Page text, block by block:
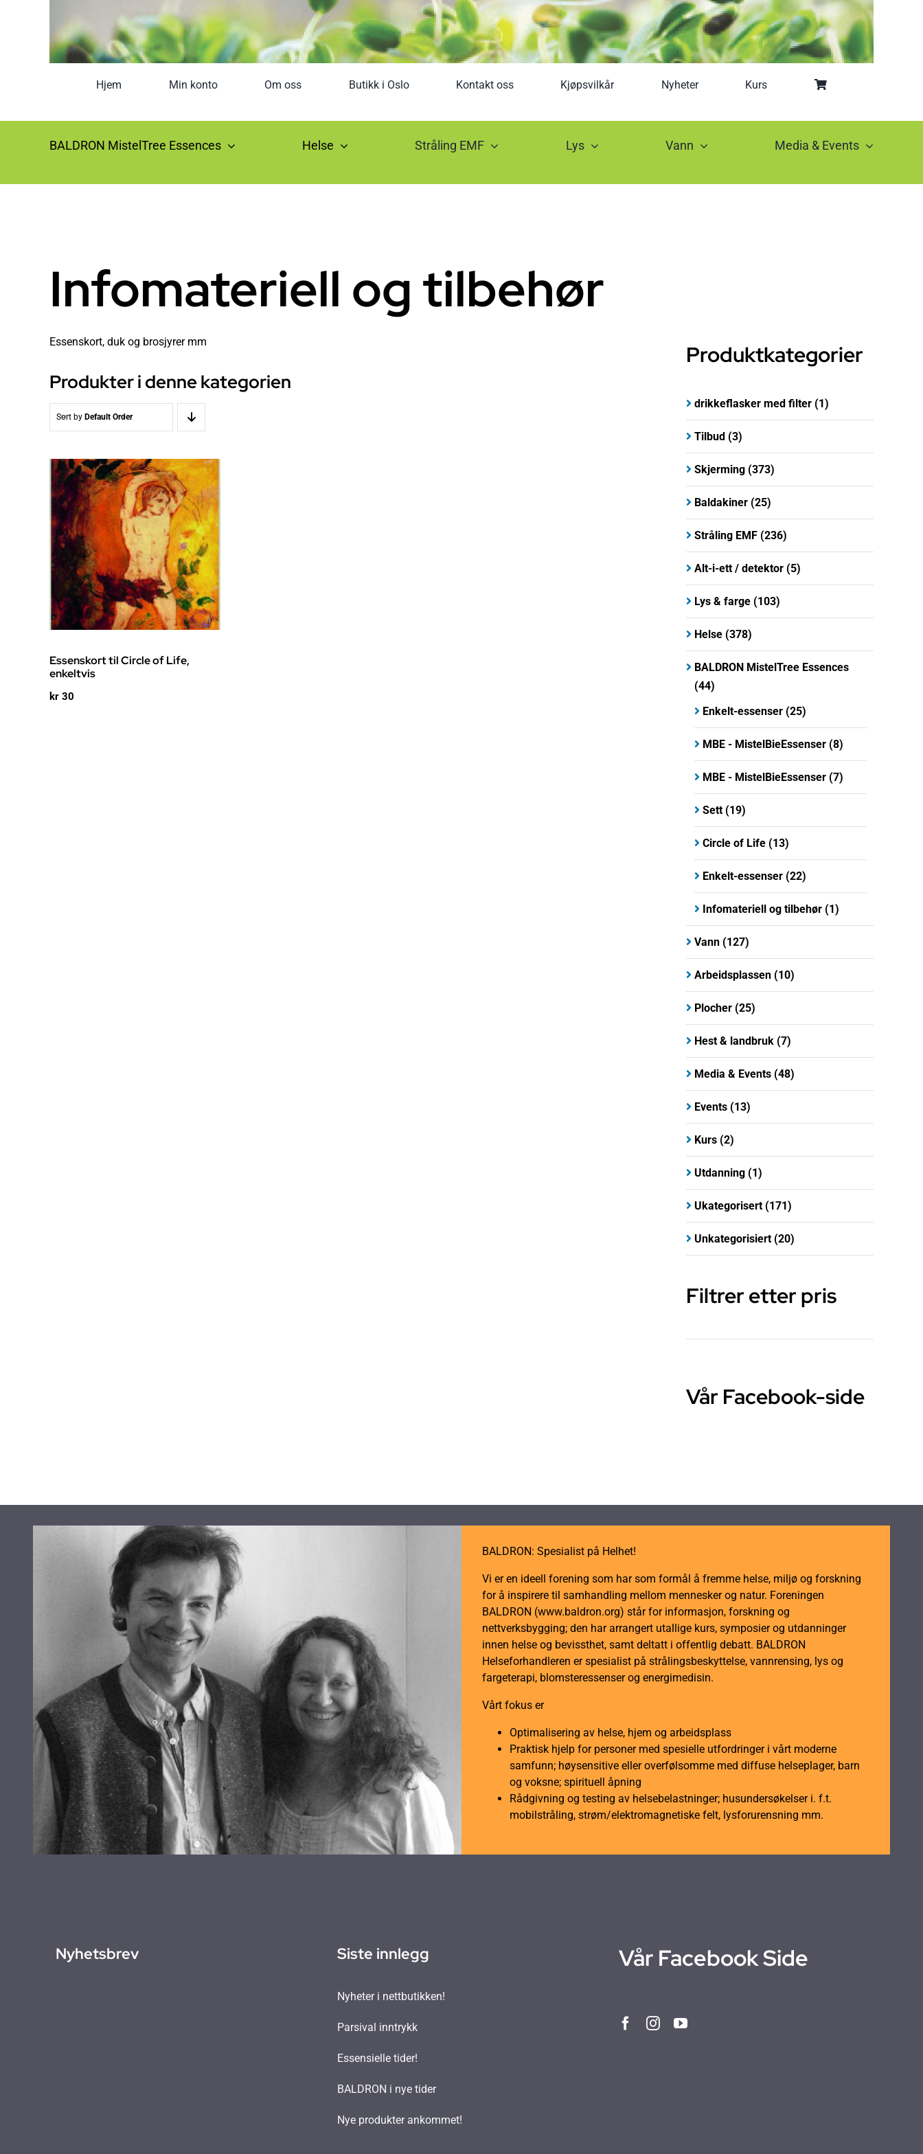
Hjem Min konto Om oss Butikk i Oslo Kontakt oss Kjøpsvilkår Nyheter Kurs
BALDRON MistelTree Essences Helse Stråling EMF Lys Vann Media & Events
Infomateriell og tilbehør
Essenskort, duk og brosjyrer mm
Produkter i denne kategorien
Sort by Default Order
Essenskort til Circle of Life,
enkeltvis
kr 30
Produktkategorier
drikkeflasker med filter (1)
Tilbud (3)
Skjerming (373)
Baldakiner (25)
Stråling EMF (236)
Alt-i-ett / detektor (5)
Lys & farge (103)
Helse (378)
BALDRON MistelTree Essences
(44)
Enkelt-essenser (25)
MBE - MistelBieEssenser (8)
MBE - MistelBieEssenser (7)
Sett (19)
Circle of Life (13)
Enkelt-essenser (22)
Infomateriell og tilbehør (1)
Vann (127)
Arbeidsplassen (10)
Plocher (25)
Hest & landbruk (7)
Media & Events (48)
Events (13)
Kurs (2)
Utdanning (1)
Ukategorisert (171)
Unkategorisiert (20)
Filtrer etter pris
Vår Facebook-side
BALDRON: Spesialist på Helhet!
Vi er en ideell forening som har som formål å fremme helse, miljø og forskning
for å inspirere til samhandling mellom mennesker og natur. Foreningen
BALDRON (www.baldron.org) står for informasjon, forskning og
nettverksbygging; den har arrangert utallige kurs, symposier og utdanninger
innen helse og bevissthet, samt deltatt i offentlig debatt. BALDRON
Helseforhandleren er spesialist på strålingsbeskyttelse, vannrensing, lys og
fargeterapi, blomsteressenser og energimedisin.
Vårt fokus er
Optimalisering av helse, hjem og arbeidsplass
Praktisk hjelp for personer med spesielle utfordringer i vårt moderne
samfunn; høysensitive eller overfølsomme med diffuse helseplager, barn
og voksne; spirituell åpning
Rådgivning og testing av helsebelastninger; husundersøkelser i. f.t.
mobilstråling, strøm/elektromagnetiske felt, lysforurensning mm.
Nyhetsbrev Siste innlegg
Nyheter i nettbutikken!
Parsival inntrykk
Essensielle tider!
BALDRON i nye tider
Nye produkter ankommet!
Vår Facebook Side